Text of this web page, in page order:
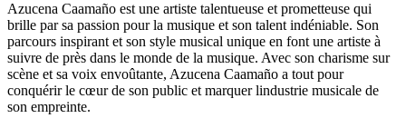
Azucena Caamaño est une artiste talentueuse et prometteuse qui
brille par sa passion pour la musique et son talent indéniable. Son
parcours inspirant et son style musical unique en font une artiste à
suivre de près dans le monde de la musique. Avec son charisme sur
scène et sa voix envoûtante, Azucena Caamaño a tout pour
conquérir le cœur de son public et marquer lindustrie musicale de
son empreinte.